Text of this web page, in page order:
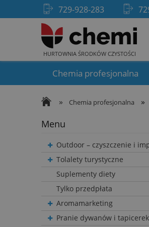
729-928-283
HURTOWNIA ŚRODKÓW CZYSTOŚCI
Chemia profesjonalna
» Chemia profesjonalna »
Menu
Outdoor – czyszczenie i
Tolalety turystyczne
Suplementy diety
Tylko przedpłata
Aromamarketing
Pranie dywanów i tapicerek